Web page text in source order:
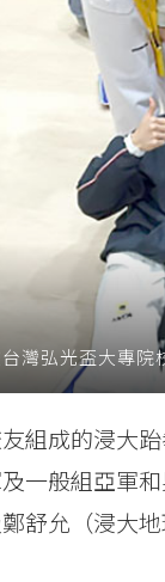
灣弘光盃大專
組成的浸大
一般組亞軍
舒允（浸大